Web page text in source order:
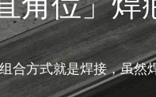
合方式就是焊接，虽然